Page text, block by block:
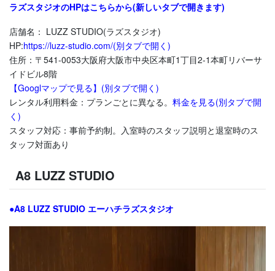
ラズスタジオのHPはこちらから(新しいタブで開きます)
店舗名： LUZZ STUDIO(ラズスタジオ)
HP:https://luzz-studio.com/(別タブで開く)
住所：〒541-0053大阪府大阪市中央区本町1丁目2-1本町リバーサ
イドビル8階
【Googlマップで見る】(別タブで開く)
レンタル利用料金：プランごとに異なる。 料金を見る(別タブで開
く)
スタッフ対応：事前予約制。入室時のスタッフ説明と退室時のス
タッフ対面あり
A8 LUZZ STUDIO
●A8 LUZZ STUDIO エーハチラズスタジオ